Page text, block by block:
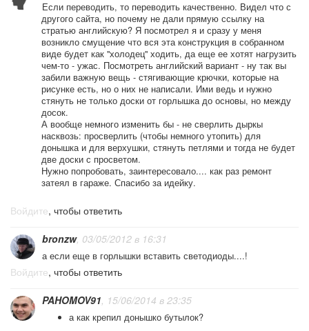
Если переводить, то переводить качественно. Видел что с
другого сайта, но почему не дали прямую ссылку на
стратью английскую? Я посмотрел я и сразу у меня
возникло смущение что вся эта конструкция в собранном
виде будет как "холодец" ходить, да еще ее хотят нагрузить
чем-то - ужас. Посмотреть английский вариант - ну так вы
забили важную вещь - стягивающие крючки, которые на
рисунке есть, но о них не написали. Ими ведь и нужно
стянуть не только доски от горлышка до основы, но между
досок.
А вообще немного изменить бы - не сверлить дыркы
насквозь: просверлить (чтобы немного утопить) для
донышка и для верхушки, стянуть петлями и тогда не будет
две доски с просветом.
Нужно попробовать, заинтересовало.... как раз ремонт
затеял в гараже. Спасибо за идейку.
Войдите, чтобы ответить
bronzw, 03/05/2012 в 16:31
а если еще в горлышки вставить светодиоды....!
Войдите, чтобы ответить
PAHOMOV91, 15/06/2014 в 23:35
а как крепил донышко бутылок?